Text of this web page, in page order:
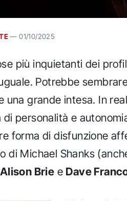
—01/10/2025
più inquietanti dei
Potrebbe
una grande intesa. In
personalità e
forma di disfunzione
di Michael Shanks
Alison Brie e Dave